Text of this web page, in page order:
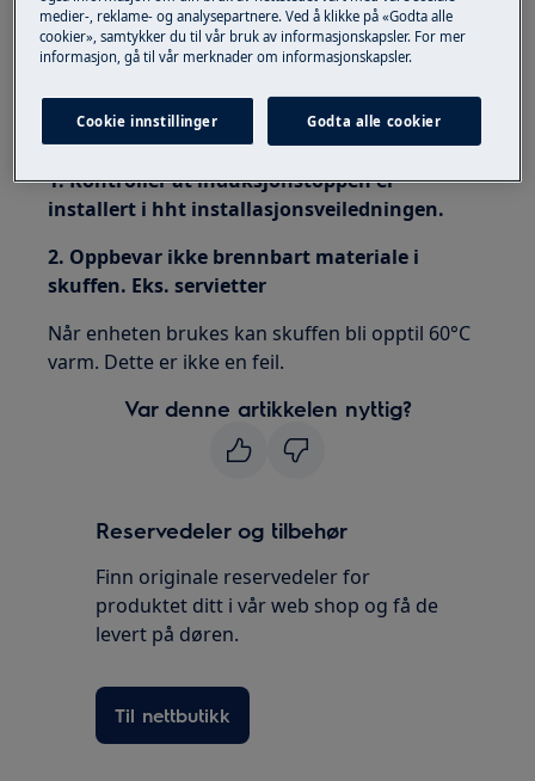
Gjelder
Løsning
1. Kontroller at induksjonstoppen er
installert i hht installasjonsveiledningen.
2. Oppbevar ikke brennbart materiale i
skuffen. Eks. servietter
Når enheten brukes kan skuffen bli opptil 60°C
varm. Dette er ikke en feil.
Var denne artikkelen nyttig?
Reservedeler og tilbehør
Finn originale reservedeler for
produktet ditt i vår web shop og få de
levert på døren.
Til nettbutikk
medier-, reklame- og analysepartnere. Ved å klikke på «Godta alle
cookier», samtykker du til vår bruk av informasjonskapsler. For mer
informasjon, gå til vår merknader om informasjonskapsler.
Cookie innstillinger Godta alle cookier